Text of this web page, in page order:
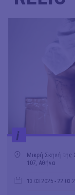
i
Μικρή Σκηνή της
107, Αθήνα
13.03.2025 -